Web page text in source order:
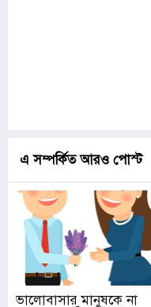
এ সম্পর্কিত আরও পোস্ট
ভালোবাসার মানুষকে না